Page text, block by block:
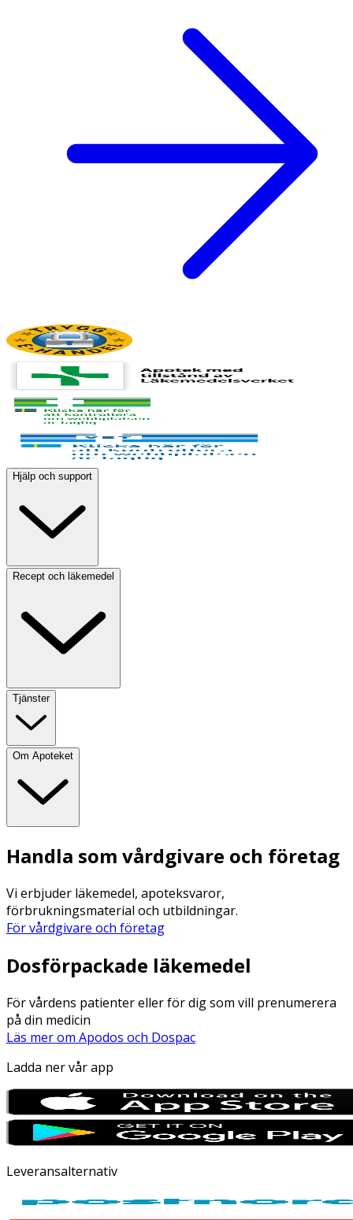
Hjälp och support
Recept och läkemedel
Tjänster
Om Apoteket
Handla som vårdgivare och företag
Vi erbjuder läkemedel, apoteksvaror,
förbrukningsmaterial och utbildningar.
För vårdgivare och företag
Dosförpackade läkemedel
För vårdens patienter eller för dig som vill prenumerera
på din medicin
Läs mer om Apodos och Dospac
Ladda ner vår app
Leveransalternativ